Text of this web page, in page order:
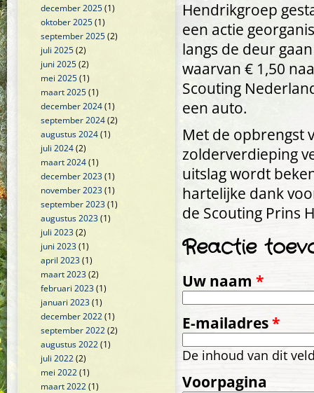
december 2025(1)
oktober 2025(1)
september 2025(2)
juli 2025(2)
juni 2025(2)
mei 2025(1)
maart 2025(1)
december 2024(1)
september 2024(2)
augustus 2024(1)
juli 2024(2)
maart 2024(1)
december 2023(1)
november 2023(1)
september 2023(1)
augustus 2023(1)
juli 2023(2)
juni 2023(1)
april 2023(1)
maart 2023(2)
februari 2023(1)
januari 2023(1)
december 2022(1)
september 2022(2)
augustus 2022(1)
juli 2022(2)
mei 2022(1)
maart 2022(1)
Hendrikgroep
een actie
langs de deur
waarvan € 1,50
Scouting
een auto.
Met de opbrengst
zolderverdieping
uitslag wordt
hartelijke dank
de Scouting Prins
Reactie
Uw naam *
E-mailadres*
De inhoud van dit
Voorpagina